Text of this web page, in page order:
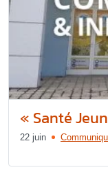
« Santé
22 juin